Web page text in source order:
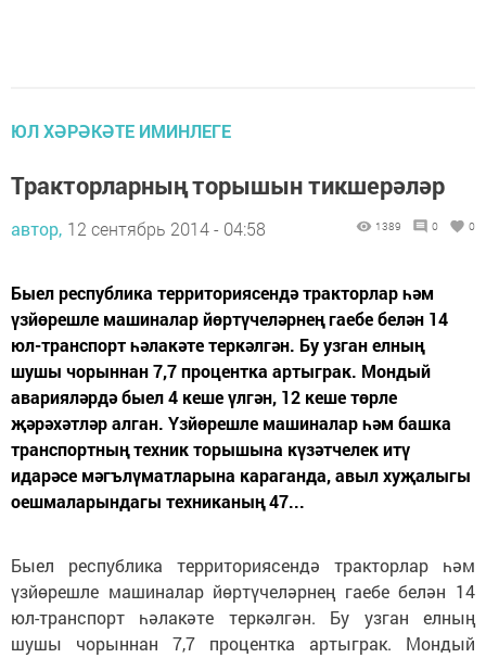
ЮЛ ХӘРӘКӘТЕ ИМИНЛЕГЕ
Тракторларның торышын тикшерәләр
автор, 12 сентябрь 2014 - 04:58 1389 0 0
Быел республика территориясендә тракторлар һәм
үзйөрешле машиналар йөртүчеләрнең гаебе белән 14
юл-транспорт һәлакәте теркәлгән. Бу узган елның
шушы чорыннан 7,7 процентка артыграк. Мондый
аварияләрдә быел 4 кеше үлгән, 12 кеше төрле
җәрәхәтләр алган. Үзйөрешле машиналар һәм башка
транспортның техник торышына күзәтчелек итү
идарәсе мәгълүматларына караганда, авыл хуҗалыгы
оешмаларындагы техниканың 47...
Быел республика территориясендә тракторлар һәм
үзйөрешле машиналар йөртүчеләрнең гаебе белән 14
юл-транспорт һәлакәте теркәлгән. Бу узган елның
шушы чорыннан 7,7 процентка артыграк. Мондый